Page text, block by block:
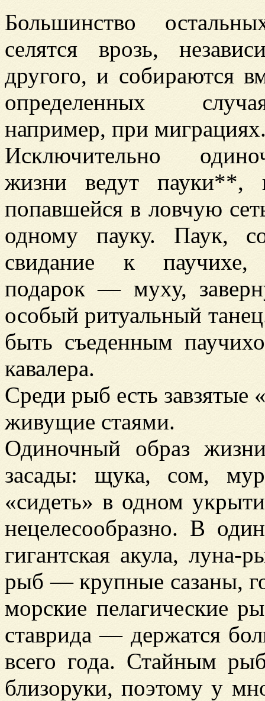
Большинство
селятся врозь,
другого, и собираются
определенных
например, при
Исключительно
жизни ведут пауки**,
попавшейся в ловчую
одному пауку. Паук,
свидание к паучихе,
подарок — муху,
особый ритуальный
быть съеденным
кавалера.
Среди рыб есть завзятые
живущие стаями.
Одиночный образ
засады: щука, сом,
«сидеть» в одном
нецелесообразно. В
гигантская акула,
рыб — крупные сазаны,
морские пелагические
ставрида — держатся
всего года. Стайным
близоруки, поэтому у